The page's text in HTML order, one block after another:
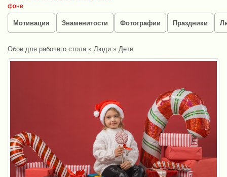
фоне
Мотивация Знаменитости Фотографии Праздники
Обои для рабочего стола» Люди » Дети